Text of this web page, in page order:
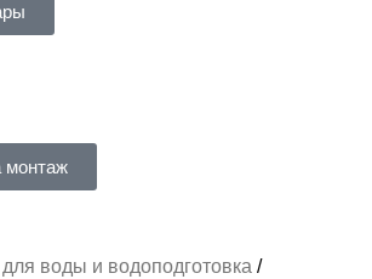
монтаж
воды и водоподготовка